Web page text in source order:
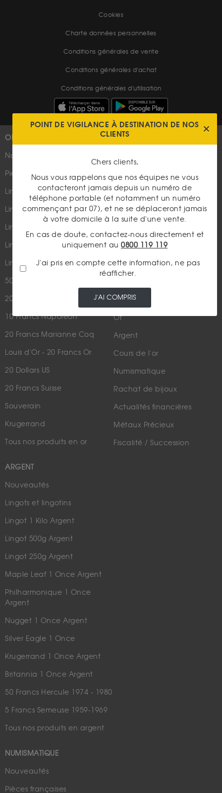
Cookies
Charte données personnelles
Conditions générales de vente
Conditions générales d'achat
Conditions générales d'utilisation
OR
Nouveautés
Pièces d'or d'investissement
Lingots et lingotins
Lingot 1Kg Or
Lingot 100g Or
Lingotin 1 Once Or
Lingotin 1g Or
50 Pesos Or
20 Francs Napoléon
10 Francs Napoléon
20 Francs Marianne Coq
Louis d'Or - 20 Francs Or
20 Dollars US
20 Francs Suisse
Souverain
Krugerrand
Tous nos produits en or
ARGENT
Nouveautés
Lingots et lingotins
Lingot 1 Kilo Argent
Lingot 500g Argent
Lingot 250g Argent
Maple Leaf 1 Once Argent
Philharmonique 1 Once
Argent
Nugget 1 Once Argent
Silver Eagle 1 Once
Krugerrand 1 Once Argent
Britannia 1 Once Argent
50 Francs Hercule 1974 - 1980
5 Francs Semeuse 1959-1969
Tous nos produits en argent
NUMISMATIQUE
Nouveautés
Pièces françaises
PLUS D'INFOS
Parutions dans les médias
Qui sommes-nous ?
Nous contacter
LES ACTUALITÉS
Or
Argent
Cours de l'or
Numismatique
Rachat de bijoux
Actualités financières
Métaux Précieux
Fiscalité / Succession
POINT DE VIGILANCE À DESTINATION DE NOS
CLIENTS
Chers clients,
Nous vous rappelons que nos équipes ne vous
contacteront jamais depuis un numéro de
téléphone portable (et notamment un numéro
commençant par 07), et ne se déplaceront jamais
à votre domicile à la suite d'une vente.
En cas de doute, contactez-nous directement et
uniquement au 0800 119 119
J'ai pris en compte cette information, ne pas
réafficher.
J'AI COMPRIS